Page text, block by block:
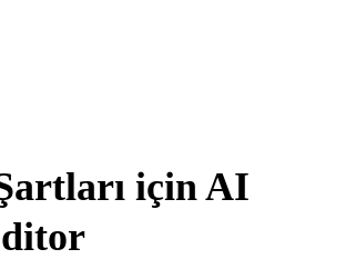
için AI